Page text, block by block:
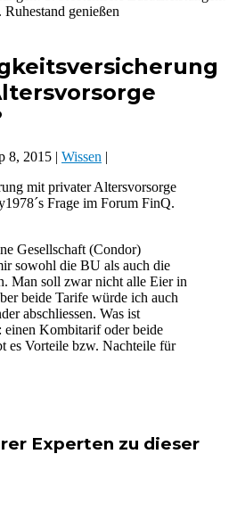
Ruhestand genießen
8, 2015 | Wissen |
mit privater Altersvorsorge
Frage im Forum FinQ.
Gesellschaft (Condor)
sowohl die BU als auch die
Man soll zwar nicht alle Eier in
beide Tarife würde ich auch
abschliessen. Was ist
einen Kombitarif oder beide
es Vorteile bzw. Nachteile für
Experten zu dieser